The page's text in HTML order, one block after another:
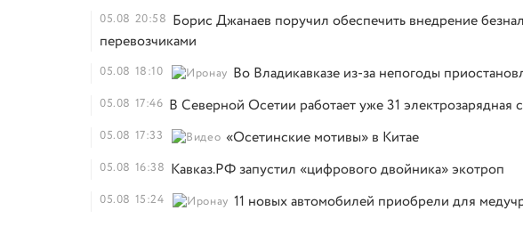
05.08 20:58 Борис Джанаев поручил обеспечить внедрение
перевозчиками
05.08 18:10 Во Владикавказе из-за непогоды
05.08 17:46 В Северной Осетии работает уже 31 электрозарядная
05.08 17:33 «Осетинские мотивы» в Китае
05.08 16:38 Кавказ.РФ запустил «цифрового двойника» экотроп
05.08 15:24 11 новых автомобилей приобрели для